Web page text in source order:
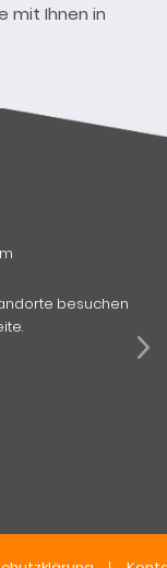
mit Ihnen in
besuchen